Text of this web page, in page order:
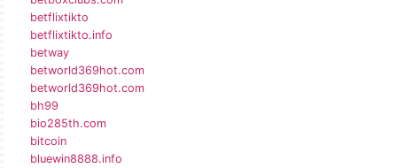
betflixtikto
betflixtikto.info
betway
betworld369hot.com
betworld369hot.com
bh99
bio285th.com
bitcoin
bluewin8888.info